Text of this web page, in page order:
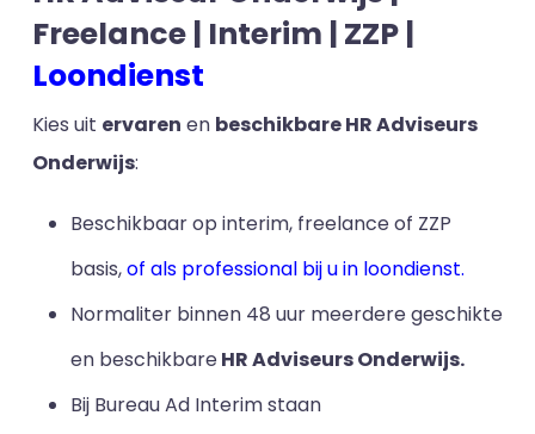
Freelance | Interim | ZZP |
Loondienst
Kies uit ervaren en beschikbare HR Adviseurs
Onderwijs:
Beschikbaar op interim, freelance of ZZP
basis,of als professional bij u in loondienst.
Normaliter binnen 48 uur meerdere geschikte
en beschikbareHR Adviseurs Onderwijs.
Bij Bureau Ad Interim staan